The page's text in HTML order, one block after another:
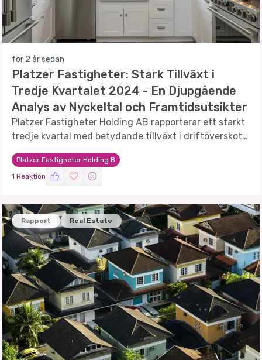
för 2 år sedan
Platzer Fastigheter: Stark Tillväxt i
Tredje Kvartalet 2024 - En Djupgående
Analys av Nyckeltal och Framtidsutsikter
Platzer Fastigheter Holding AB rapporterar ett starkt
tredje kvartal med betydande tillväxt i driftöverskott
och förvaltningsresultat. Vi analyserar de senaste
resultaten och jämför med tidigare perioder för att
ge en tydlig bild av bolagets utveckling.
Platzer Fastigheter Holding B
1 Reaktion
Rapport Real Estate